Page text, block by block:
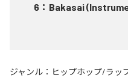
6 ： Bakasai
ジャンル： ヒップホップ/ラッ